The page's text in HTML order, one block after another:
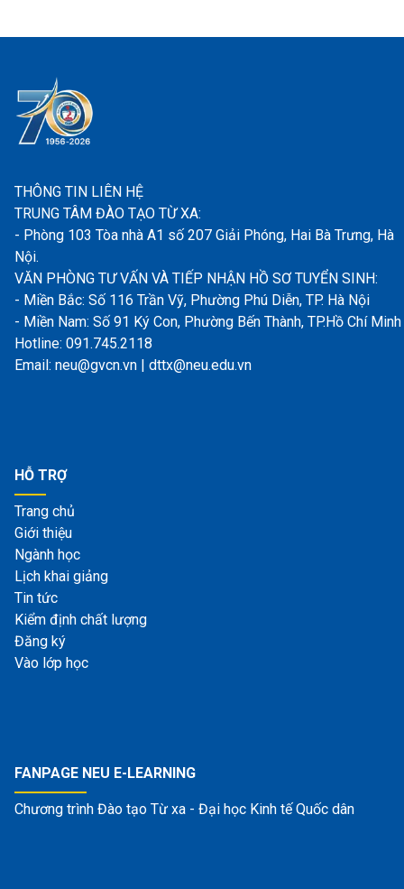
THÔNG TIN LIÊN HỆ
TRUNG TÂM ĐÀO TẠO TỪ XA:
- Phòng 103 Tòa nhà A1 số 207 Giải Phóng, Hai Bà Trưng, Hà
Nội.
VĂN PHÒNG TƯ VẤN VÀ TIẾP NHẬN HỒ SƠ TUYỂN SINH:
- Miền Bắc: Số 116 Trần Vỹ, Phường Phú Diễn, TP. Hà Nội
- Miền Nam: Số 91 Ký Con, Phường Bến Thành, TP.Hồ Chí Minh
Hotline: 091.745.2118
Email: neu@gvcn.vn | dttx@neu.edu.vn
HỖ TRỢ
Trang chủ
Giới thiệu
Ngành học
Lịch khai giảng
Tin tức
Kiểm định chất lượng
Đăng ký
Vào lớp học
FANPAGE NEU E-LEARNING
Chương trình Đào tạo Từ xa - Đại học Kinh tế Quốc dân